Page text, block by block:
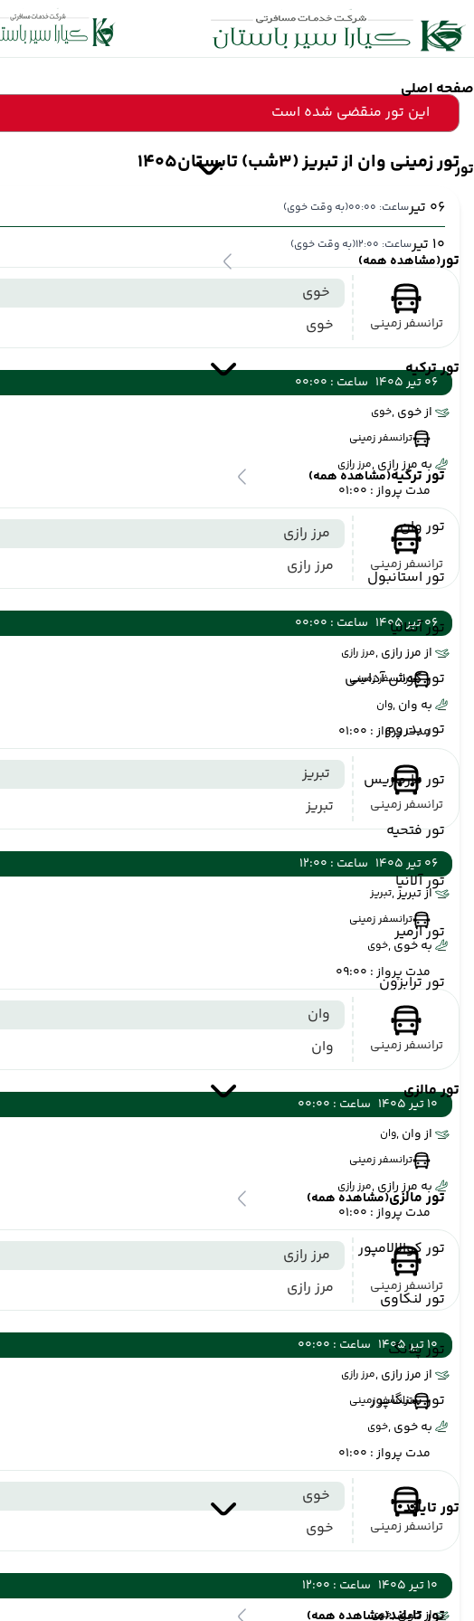
صفحه اصلی
تور
تور(مشاهده همه)
تور ترکیه
تور ترکیه(مشاهده همه)
تور وان
تور استانبول
تور آنتالیا
تور کوش آداسی
تور بدروم
تور مارماریس
تور فتحیه
تور آلانیا
تور ازمیر
تور ترابزون
تور مالزی
تور مالزی(مشاهده همه)
تور کوالالامپور
تور لنکاوی
تور پنانگ
تور سنگاپور
تور تایلند
تور تایلند(مشاهده همه)
این تور منقضی شده است
تور زمینی وان از تبریز (3شب) تابستان1405
06 تیر ساعت: 00:00 (به وقت خوی)
10 تیر ساعت: 12:00 (به وقت خوی)
ترانسفر زمینی
خوی
خوی
06 تیر 1405
ساعت : 00:00
از خوی ,خوی
ترانسفر زمینی
به مرز رازی ,مرز رازی
مدت پرواز : 01:00
ترانسفر زمینی
مرز رازی
مرز رازی
06 تیر 1405
ساعت : 00:00
از مرز رازی ,مرز رازی
ترانسفر زمینی
به وان ,وان
مدت پرواز : 01:00
ترانسفر زمینی
تبریز
تبریز
06 تیر 1405
ساعت : 12:00
از تبریز ,تبریز
ترانسفر زمینی
به خوی ,خوی
مدت پرواز : 09:00
ترانسفر زمینی
وان
وان
10 تیر 1405
ساعت : 00:00
از وان ,وان
ترانسفر زمینی
به مرز رازی ,مرز رازی
مدت پرواز : 01:00
ترانسفر زمینی
مرز رازی
مرز رازی
10 تیر 1405
ساعت : 00:00
از مرز رازی ,مرز رازی
ترانسفر زمینی
به خوی ,خوی
مدت پرواز : 01:00
ترانسفر زمینی
خوی
خوی
10 تیر 1405
ساعت : 12:00
از خوی ,خوی